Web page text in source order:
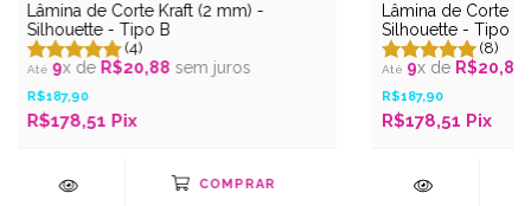
Lâmina de Corte Kraft (2 mm) -
Silhouette - Tipo B
(4)
9x de R$20,88 sem juros
R$187,90
R$178,51 Pix
Lâmina de Corte
Silhouette - Tipo B
(8)
9x de R$20,88
R$187,90
R$178,51 Pix